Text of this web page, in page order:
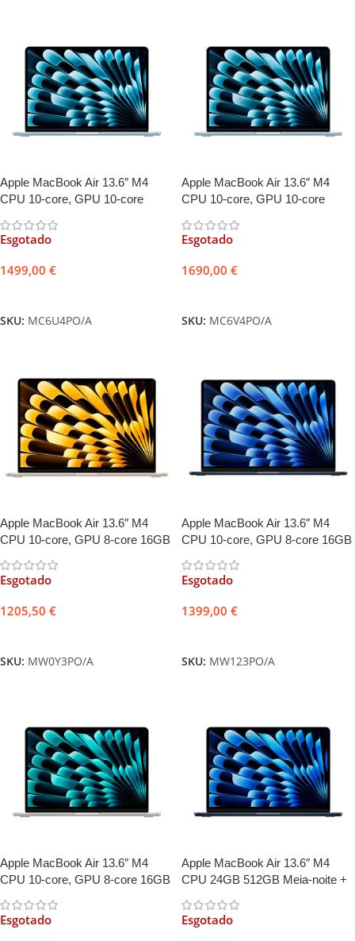
Apple MacBook Air 13.6″ M4
CPU 10-core, GPU 10-core
Adaptador USB-C Duplo 35W
Esgotado
1499,00 €
SKU: MC6U4PO/A
Apple MacBook Air 13.6″ M4
CPU 10-core, GPU 10-core
Esgotado
1690,00 €
SKU: MC6V4PO/A
Apple MacBook Air 13.6″ M4
CPU 10-core, GPU 8-core 16GB
Adaptador USB-C 30W
Esgotado
1205,50 €
SKU: MW0Y3PO/A
Apple MacBook Air 13.6″ M4
CPU 10-core, GPU 8-core 16GB
USB-C 30W
Esgotado
1399,00 €
SKU: MW123PO/A
Apple MacBook Air 13.6″ M4
CPU 10-core, GPU 8-core 16GB
USB-C 30W
Esgotado
Apple MacBook Air 13.6″ M4
CPU 24GB 512GB Meia-noite +
Esgotado